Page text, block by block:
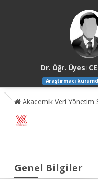
Dr. Öğr. Üyesi
Araştırmacı
Akademik Veri Yönetim
Genel Bilgiler